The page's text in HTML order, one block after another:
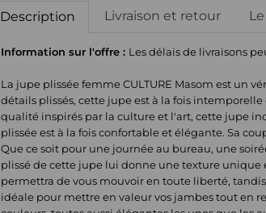
Description Livraison et retour
Information sur l'offre : Les délais de livraisons
La jupe plissée femme CULTURE Masom est un
détails plissés, cette jupe est à la fois
qualité inspirés par la culture et l'art, cette jupe
plissée est à la fois confortable et élégante. Sa
Que ce soit pour une journée au bureau, une
plissé de cette jupe lui donne une texture
permettra de vous mouvoir en toute liberté,
idéale pour mettre en valeur vos jambes tout en